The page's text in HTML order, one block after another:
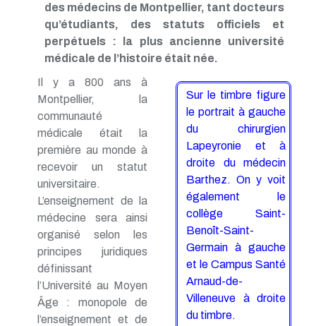
des médecins de Montpellier, tant docteurs
qu’étudiants, des statuts officiels et
perpétuels : la plus ancienne université
médicale de l’histoire était née.
Il y a 800 ans à
Montpellier, la
communauté
médicale était la
première au monde à
recevoir un statut
universitaire.
L’enseignement de la
médecine sera ainsi
organisé selon les
principes juridiques
définissant
l’Université au Moyen
Âge : monopole de
l’enseignement et de
Sur le timbre figure
le portrait à gauche
du chirurgien
Lapeyronie et à
droite du médecin
Barthez. On y voit
également le
collège Saint-
Benoît-Saint-
Germain à gauche
et le Campus Santé
Arnaud-de-
Villeneuve à droite
du timbre.